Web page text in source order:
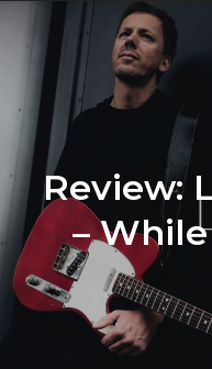
Review:
– While